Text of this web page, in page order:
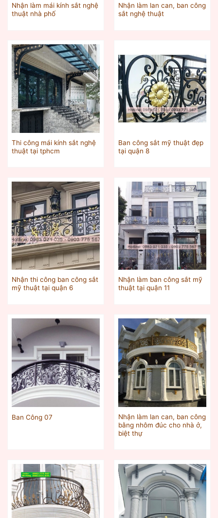
Nhận làm mái kính sắt nghệ
thuật nhà phố
Nhận làm lan can, ban công
sắt nghệ thuật
Thi công mái kính sắt nghệ
thuật tại tphcm
Ban công sắt mỹ thuật đẹp
tại quận 8
Nhận thi công ban công sắt
mỹ thuật tại quận 6
Nhận làm ban công sắt mỹ
thuật tại quận 11
Ban Công 07
Nhận làm lan can, ban công
bằng nhôm đúc cho nhà ở,
biệt thự